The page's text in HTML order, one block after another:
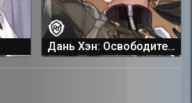
Дань Хэн: Освободитель Пустошей